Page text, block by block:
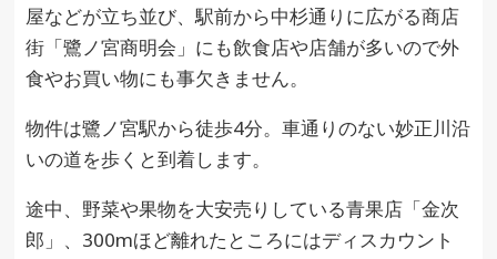
屋などが立ち並び、駅前から中杉通りに広がる商店
街「鷺ノ宮商明会」にも飲食店や店舗が多いので外
食やお買い物にも事欠きません。
物件は鷺ノ宮駅から徒歩4分。車通りのない妙正川沿
いの道を歩くと到着します。
途中、野菜や果物を大安売りしている青果店「金次
郎」、300mほど離れたところにはディスカウント